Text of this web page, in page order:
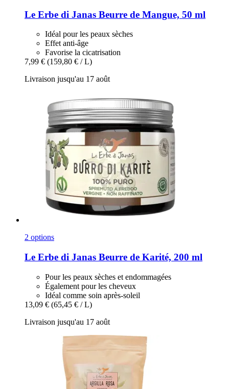
Le Erbe di Janas Beurre de Mangue, 50 ml
Idéal pour les peaux sèches
Effet anti-âge
Favorise la cicatrisation
7,99 € (159,80 € / L)
Livraison jusqu'au 17 août
2 options
Le Erbe di Janas Beurre de Karité, 200 ml
Pour les peaux sèches et endommagées
Également pour les cheveux
Idéal comme soin après-soleil
13,09 € (65,45 € / L)
Livraison jusqu'au 17 août